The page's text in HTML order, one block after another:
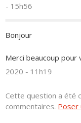
- 15h56
Bonjour
Merci beaucoup pour
2020 - 11h19
Cette question a été
commentaires. Poser